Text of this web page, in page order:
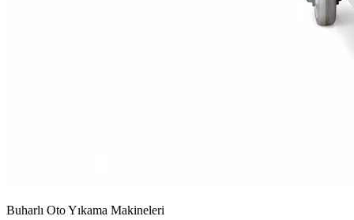
Buharlı Oto Yıkama Makineleri